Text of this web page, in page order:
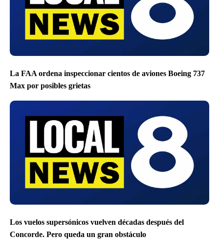
La FAA ordena inspeccionar cientos de aviones Boeing 737
Max por posibles grietas
Los vuelos supersónicos vuelven décadas después del
Concorde. Pero queda un gran obstáculo